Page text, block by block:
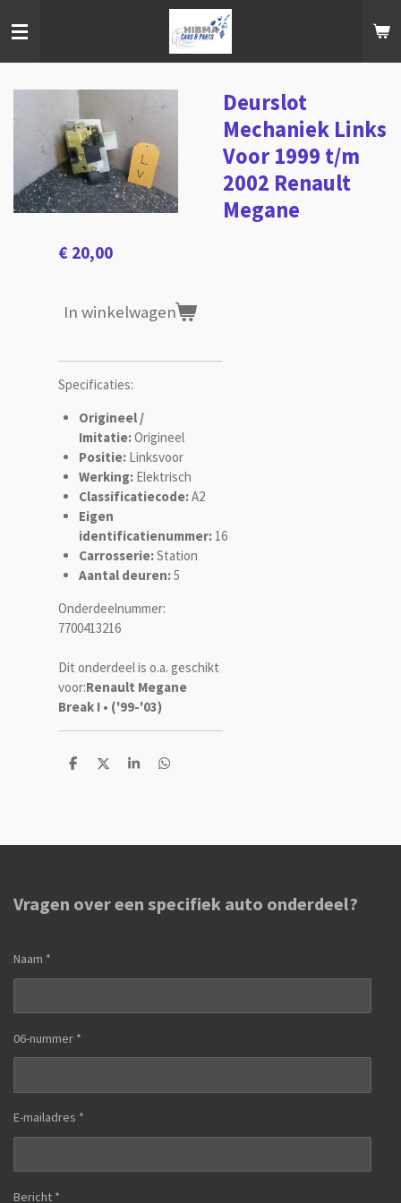
direct
hoofdinhoud
Deurslot
Mechaniek Links
Voor 1999 t/m
2002 Renault
Megane
€ 20,00
In winkelwagen
Specificaties:
Origineel /
Imitatie:Origineel
Positie: Linksvoor
Werking: Elektrisch
Classificatiecode:A2
Eigen
identificatienummer: 16
Carrosserie:Station
Aantal deuren:5
Onderdeelnummer:
7700413216
Dit onderdeel is o.a. geschikt
voor:Renault Megane
Break I • ('99-'03)
D
D
S
D
Vragen over een specifiek auto onderdeel?
Naam *
06-nummer *
E-mailadres *
Bericht *